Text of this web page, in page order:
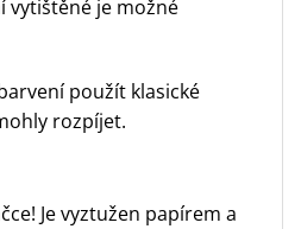
vytištěné je možné
použít klasické
rozpíjet.
Je vyztužen papírem a